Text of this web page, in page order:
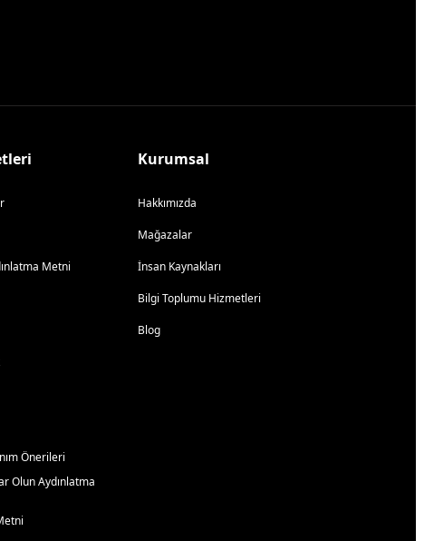
Metni
Önerileri
Olun Aydınlatma
Kurumsal
Hakkımızda
Mağazalar
İnsan Kaynakları
Bilgi Toplumu Hizmetleri
Blog